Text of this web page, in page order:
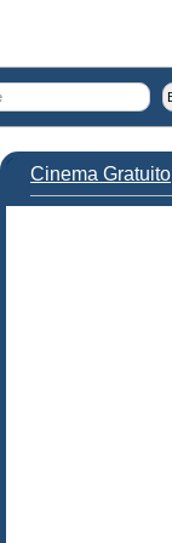
Cinema Gratuito